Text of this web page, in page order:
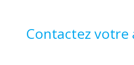
Contactez votre